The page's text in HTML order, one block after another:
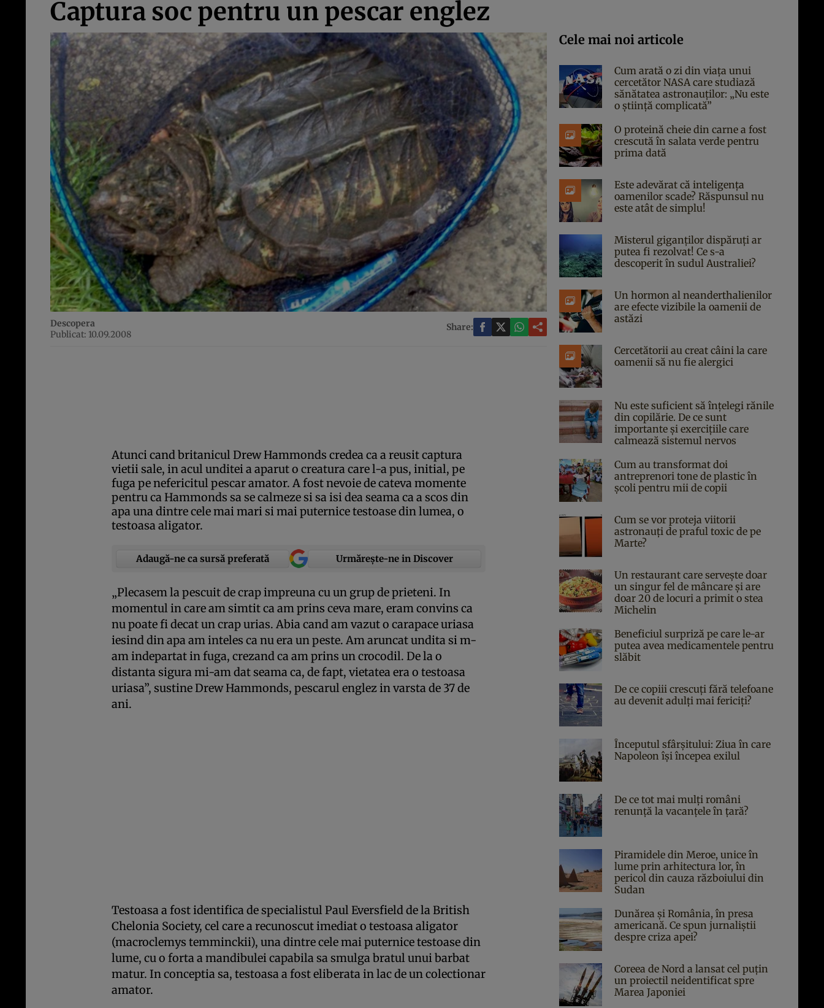
Captura soc pentru un pescar englez
Descopera
Publicat: 10.09.2008
Share:
Atunci cand britanicul Drew Hammonds credea ca a reusit captura
vietii sale, in acul unditei a aparut o creatura care l-a pus, initial, pe
fuga pe nefericitul pescar amator. A fost nevoie de cateva momente
pentru ca Hammonds sa se calmeze si sa isi dea seama ca a scos din
apa una dintre cele mai mari si mai puternice testoase din lumea, o
testoasa aligator.
Adaugă-ne ca sursă preferată Urmărește-ne in Discover
„Plecasem la pescuit de crap impreuna cu un grup de prieteni. In
momentul in care am simtit ca am prins ceva mare, eram convins ca
nu poate fi decat un crap urias. Abia cand am vazut o carapace uriasa
iesind din apa am inteles ca nu era un peste. Am aruncat undita si m-
am indepartat in fuga, crezand ca am prins un crocodil. De la o
distanta sigura mi-am dat seama ca, de fapt, vietatea era o testoasa
uriasa”, sustine Drew Hammonds, pescarul englez in varsta de 37 de
ani.
Testoasa a fost identifica de specialistul Paul Eversfield de la British
Chelonia Society, cel care a recunoscut imediat o testoasa aligator
(macroclemys temminckii), una dintre cele mai puternice testoase din
lume, cu o forta a mandibulei capabila sa smulga bratul unui barbat
matur. In conceptia sa, testoasa a fost eliberata in lac de un colectionar
amator.
Cele mai noi articole
Cum arată o zi din viața unui
cercetător NASA care studiază
sănătatea astronauților: „Nu este
o știință complicată”
O proteină cheie din carne a fost
crescută în salata verde pentru
prima dată
Este adevărat că inteligența
oamenilor scade? Răspunsul nu
este atât de simplu!
Misterul giganților dispăruți ar
putea fi rezolvat! Ce s-a
descoperit în sudul Australiei?
Un hormon al neanderthalienilor
are efecte vizibile la oamenii de
astăzi
Cercetătorii au creat câini la care
oamenii să nu fie alergici
Nu este suficient să înțelegi rănile
din copilărie. De ce sunt
importante și exercițiile care
calmează sistemul nervos
Cum au transformat doi
antreprenori tone de plastic în
școli pentru mii de copii
Cum se vor proteja viitorii
astronauți de praful toxic de pe
Marte?
Un restaurant care servește doar
un singur fel de mâncare și are
doar 20 de locuri a primit o stea
Michelin
Beneficiul surpriză pe care le-ar
putea avea medicamentele pentru
slăbit
De ce copiii crescuți fără telefoane
au devenit adulți mai fericiți?
Începutul sfârşitului: Ziua în care
Napoleon îşi începea exilul
De ce tot mai mulți români
renunță la vacanțele în țară?
Piramidele din Meroe, unice în
lume prin arhitectura lor, în
pericol din cauza războiului din
Sudan
Dunărea și România, în presa
americană. Ce spun jurnaliștii
despre criza apei?
Coreea de Nord a lansat cel puțin
un proiectil neidentificat spre
Marea Japoniei